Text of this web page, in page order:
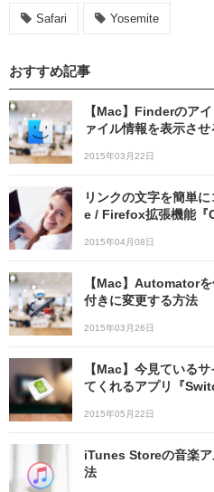
Safari Yosemite
おすすめ記事
【Mac】Finderのア
ァイル情報を表示させ
2015年03月22日
リンクの文字を簡単
e / Firefox拡張機能『
2015年04月08日
【Mac】Automator
付きに変更する方法
2015年03月26日
【Mac】今見ている
てくれるアプリ『
2015年05月22日
iTunes Storeの音楽
法